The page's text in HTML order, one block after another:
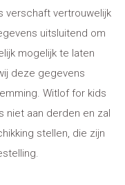
verschaft vertrouwelijk
uitsluitend om
mogelijk te laten
deze gegevens
Witlof for kids
niet aan derden en zal
stellen, die zijn